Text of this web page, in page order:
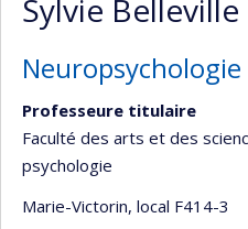
Sylvie Belleville
Professeure titulaire
Faculté des arts et des
psychologie
Marie-Victorin, local F414-3